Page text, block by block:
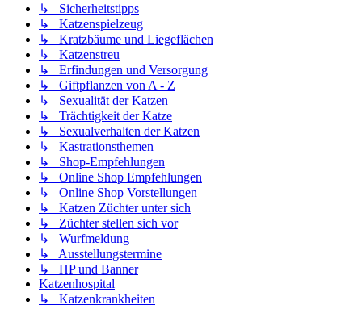
↳ Sicherheitstipps
↳ Katzenspielzeug
↳ Kratzbäume und Liegeflächen
↳ Katzenstreu
↳ Erfindungen und Versorgung
↳ Giftpflanzen von A - Z
↳ Sexualität der Katzen
↳ Trächtigkeit der Katze
↳ Sexualverhalten der Katzen
↳ Kastrationsthemen
↳ Shop-Empfehlungen
↳ Online Shop Empfehlungen
↳ Online Shop Vorstellungen
↳ Katzen Züchter unter sich
↳ Züchter stellen sich vor
↳ Wurfmeldung
↳ Ausstellungstermine
↳ HP und Banner
Katzenhospital
↳ Katzenkrankheiten